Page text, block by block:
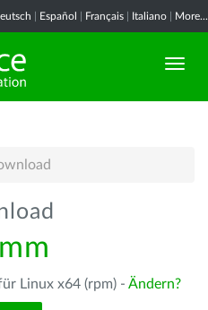
Español Français Italiano More...
Linux x64 (rpm) - Ändern?